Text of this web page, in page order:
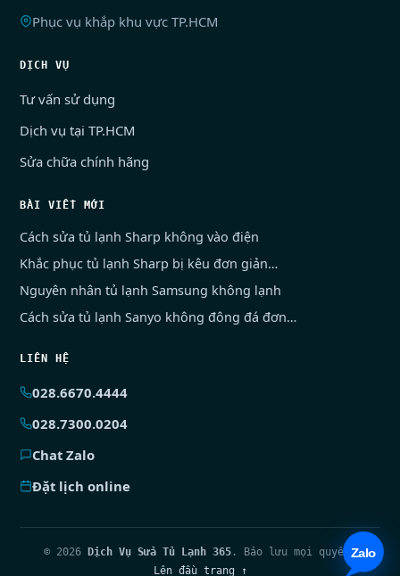
Phục vụ khắp khu vực TP.HCM
DỊCH VỤ
Tư vấn sử dụng
Dịch vụ tại TP.HCM
Sửa chữa chính hãng
BÀI VIẾT MỚI
Cách sửa tủ lạnh Sharp không vào điện
Khắc phục tủ lạnh Sharp bị kêu đơn giản…
Nguyên nhân tủ lạnh Samsung không lạnh
Cách sửa tủ lạnh Sanyo không đông đá đơn…
LIÊN HỆ
028.6670.4444
028.7300.0204
Chat Zalo
Đặt lịch online
© 2026 Dịch Vụ Sửa Tủ Lạnh 365 . Bảo lưu mọi quyền.
Lên đầu trang ↑